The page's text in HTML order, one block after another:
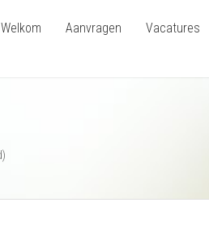
Welkom Aanvragen Vacatures